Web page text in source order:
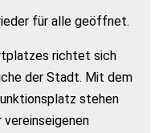
für alle geöffnet.
richtet sich
der Stadt. Mit dem
stehen
vereinseigenen